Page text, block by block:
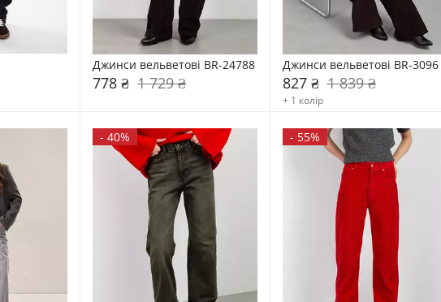
Джинси вельветові BR-24788
778 ₴ 1 729 ₴
Джинси вельветові BR-3096
827 ₴ 1 839 ₴
+ 1 колір
-40% - 55%